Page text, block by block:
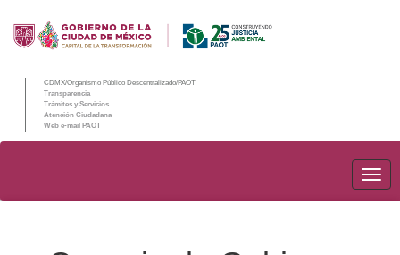
CDMX/Organismo Público Descentralizado/PAOT
Transparencia
Trámites y Servicios
Atención Ciudadana
Web e-mail PAOT